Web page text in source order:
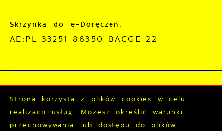
Skrzynka do e-Doręczeń:
AE:PL-33251-86350-BACGE-22
Deklaracja dostępności
Strona korzysta z plików cookies w celu
realizacji usług. Możesz określić warunki
przechowywania lub dostępu do plików